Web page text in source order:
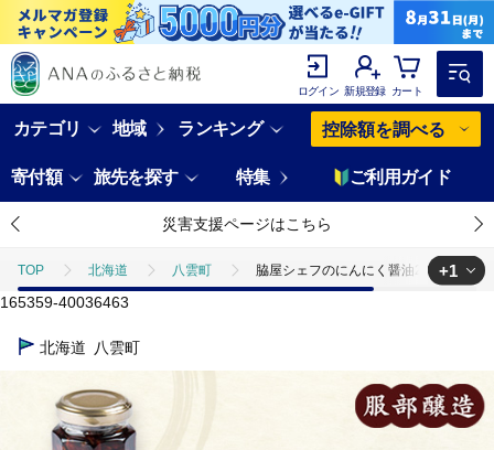
ログイン 新規登録 カート
カテゴリ 地域 ランキング 控除額を調べる
寄付額 旅先を探す 特集 ご利用ガイド
災害支援ページはこちら
TOP 北海道 八雲町 脇屋シェフのにんにく醤油200g ※沖縄
TOP 加工食品
+1
165359-40036463
北海道 八雲町